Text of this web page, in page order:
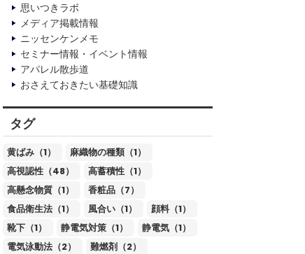
思いつきラボ
メディア掲載情報
ニッセンケンメモ
セミナー情報・イベント情報
アパレル散歩道
おさえておきたい基礎知識
タグ
黄ばみ（1）
麻織物の種類（1）
高視認性（48）
高蓄積性（1）
高懸念物質（1）
香粧品（7）
食品衛生法（1）
風合い（1）
顔料（1）
靴下（1）
静電気対策（1）
静電気（1）
電気泳動法（2）
難燃剤（2）